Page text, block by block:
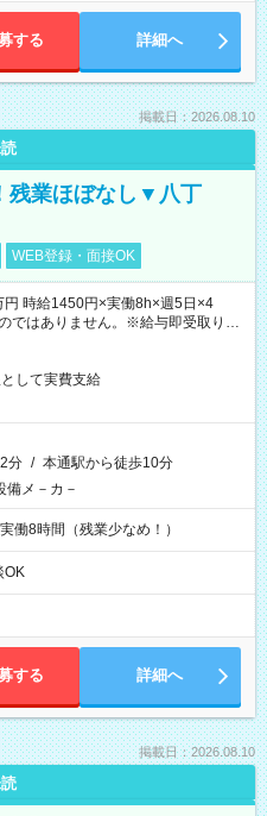
する 詳細へ
掲載日：2026.08.10
残業ほぼなし▼八丁
WEB登録・面接OK
時給1450円×実働8h×週5日×4
ではありません。※給与即受取りサ
して実費支給
分 / 本通駅から徒歩10分
備メ－カ－
働8時間（残業少なめ！）
する 詳細へ
掲載日：2026.08.10